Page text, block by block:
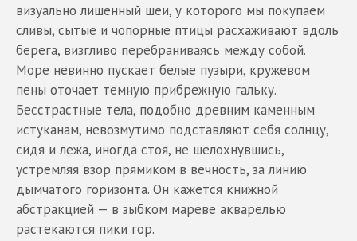
визуально лишенный шеи, у которого мы покупаем
сливы, сытые и чопорные птицы расхаживают вдоль
берега, визгливо перебраниваясь между собой.
Море невинно пускает белые пузыри, кружевом
пены оточает темную прибрежную гальку.
Бесстрастные тела, подобно древним каменным
истуканам, невозмутимо подставляют себя солнцу,
сидя и лежа, иногда стоя, не шелохнувшись,
устремляя взор прямиком в вечность, за линию
дымчатого горизонта. Он кажется книжной
абстракцией — в зыбком мареве акварелью
растекаются пики гор.